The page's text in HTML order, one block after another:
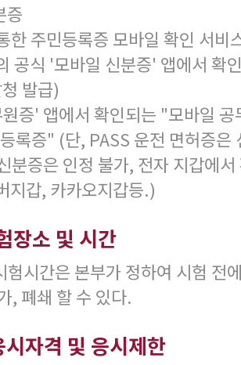
증
한 주민등록증 모바일 확인 서비
공식 '모바일 신분증' 앱에서 확
발급)
증' 앱에서 확인되는 "모바일 공
록증" (단, PASS 운전 면허증은
분증은 인정 불가, 전자 지갑에
지갑, 카카오지갑등.)
장소 및 시간
험시간은 본부가 정하여 시험 전
, 폐쇄 할 수 있다.
자격 및 응시제한